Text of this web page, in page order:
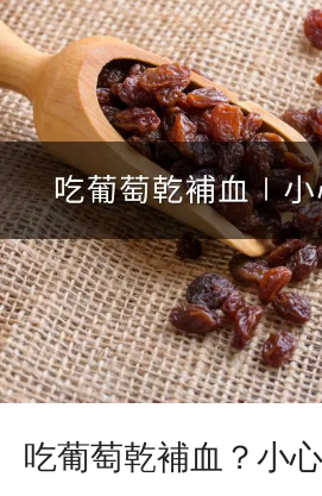
吃葡萄乾補血？小